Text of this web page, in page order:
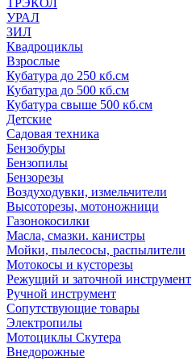
ТРЭКОЛ
УРАЛ
ЗИЛ
Квадроциклы
Взрослые
Кубатура до 250 кб.см
Кубатура до 500 кб.см
Кубатура свыше 500 кб.см
Детские
Садовая техника
Бензобуры
Бензопилы
Бензорезы
Воздуходувки, измельчители
Высоторезы, мотоножници
Газонокосилки
Масла, смазки. канистры
Мойки, пылесосы, распылители
Мотокосы и кусторезы
Режущий и заточной инструмент
Ручной инструмент
Сопутствующие товары
Электропилы
Мотоциклы Скутера
Внедорожные